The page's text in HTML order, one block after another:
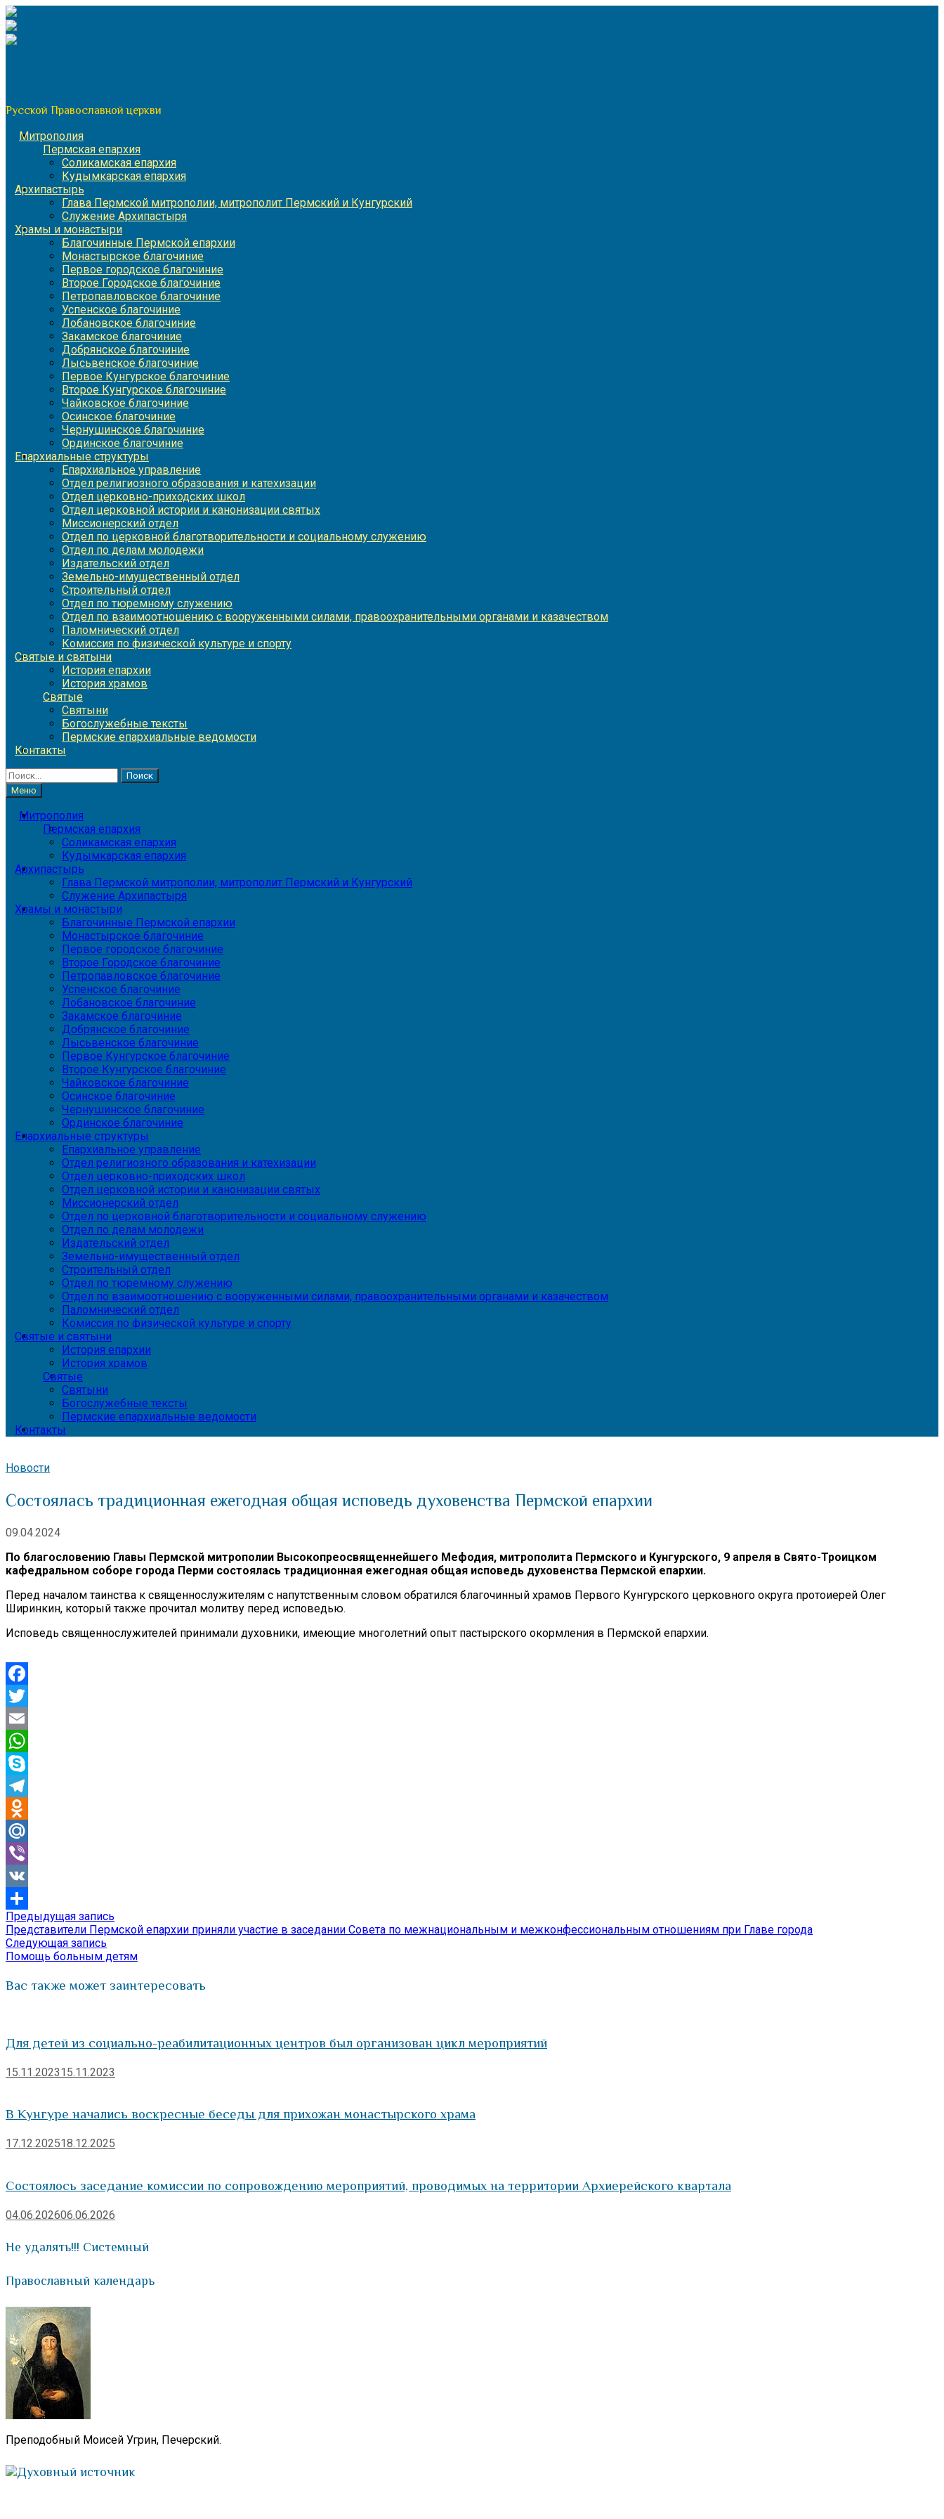
Перейти
к
содержимому
Русской Православной церкви
Митрополия
Пермская епархия
Соликамская епархия
Кудымкарская епархия
Архипастырь
Глава Пермской митрополии, митрополит Пермский и Кунгурский
Служение Архипастыря
Храмы и монастыри
Благочинные Пермской епархии
Монастырское благочиние
Первое городское благочиние
Второе Городское благочиние
Петропавловское благочиние
Успенское благочиние
Лобановское благочиние
Закамское благочиние
Добрянское благочиние
Лысьвенское благочиние
Первое Кунгурское благочиние
Второе Кунгурское благочиние
Чайковское благочиние
Осинское благочиние
Чернушинское благочиние
Ординское благочиние
Епархиальные структуры
Епархиальное управление
Отдел религиозного образования и катехизации
Отдел церковно-приходских школ
Отдел церковной истории и канонизации святых
Миссионерский отдел
Отдел по церковной благотворительности и социальному служению
Отдел по делам молодежи
Издательский отдел
Земельно-имущественный отдел
Строительный отдел
Отдел по тюремному служению
Отдел по взаимоотношению с вооруженными силами, правоохранительными органами и казачеством
Паломнический отдел
Комиссия по физической культуре и спорту
Святые и святыни
История епархии
История храмов
Святые
Святыни
Богослужебные тексты
Пермские епархиальные ведомости
Контакты
Найти:
Меню
Митрополия
Пермская епархия
Соликамская епархия
Кудымкарская епархия
Архипастырь
Глава Пермской митрополии, митрополит Пермский и Кунгурский
Служение Архипастыря
Храмы и монастыри
Благочинные Пермской епархии
Монастырское благочиние
Первое городское благочиние
Второе Городское благочиние
Петропавловское благочиние
Успенское благочиние
Лобановское благочиние
Закамское благочиние
Добрянское благочиние
Лысьвенское благочиние
Первое Кунгурское благочиние
Второе Кунгурское благочиние
Чайковское благочиние
Осинское благочиние
Чернушинское благочиние
Ординское благочиние
Епархиальные структуры
Епархиальное управление
Отдел религиозного образования и катехизации
Отдел церковно-приходских школ
Отдел церковной истории и канонизации святых
Миссионерский отдел
Отдел по церковной благотворительности и социальному служению
Отдел по делам молодежи
Издательский отдел
Земельно-имущественный отдел
Строительный отдел
Отдел по тюремному служению
Отдел по взаимоотношению с вооруженными силами, правоохранительными органами и казачеством
Паломнический отдел
Комиссия по физической культуре и спорту
Святые и святыни
История епархии
История храмов
Святые
Святыни
Богослужебные тексты
Пермские епархиальные ведомости
Контакты
Новости
Состоялась традиционная ежегодная общая исповедь духовенства Пермской епархии
09.04.2024
По благословению Главы Пермской митрополии Высокопреосвященнейшего Мефодия, митрополита Пермского и Кунгурского, 9 апреля в Свято-Троицком
кафедральном соборе города Перми состоялась традиционная ежегодная общая исповедь духовенства Пермской епархии.
Перед началом таинства к священнослужителям с напутственным словом обратился благочинный храмов Первого Кунгурского церковного округа протоиерей Олег
Ширинкин, который также прочитал молитву перед исповедью.
Исповедь священнослужителей принимали духовники, имеющие многолетний опыт пастырского окормления в Пермской епархии.
Facebook
Twitter
Email
WhatsApp
Skype
Telegram
Odnoklassniki
Mail.Ru
Viber
VK
Отправить
Навигация
по
записям
Предыдущая запись
запись:
Представители Пермской епархии приняли участие в заседании Совета по межнациональным и межконфессиональным отношениям при Главе города
Следующая запись
запись:
Помощь больным детям
Вас также может заинтересовать
Для детей из социально-реабилитационных центров был организован цикл мероприятий
15.11.202315.11.2023
В Кунгуре начались воскресные беседы для прихожан монастырского храма
17.12.202518.12.2025
Состоялось заседание комиссии по сопровождению мероприятий, проводимых на территории Архиерейского квартала
04.06.202606.06.2026
Не удалять!!! Системный
Православный календарь
Преподобный Моисей Угрин, Печерский.
Духовный источник